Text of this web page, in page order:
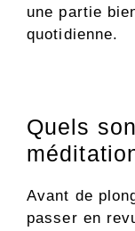
une partie
quotidienne.
Quels
Avant de
passer en